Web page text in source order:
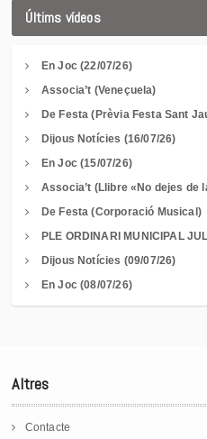
Últims vídeos
En Joc (22/07/26)
Associa’t (Veneçuela)
De Festa (Prèvia Festa Sant
Dijous Notícies (16/07/26)
En Joc (15/07/26)
Associa’t (Llibre «No dejes de
De Festa (Corporació Musical)
PLE ORDINARI MUNICIPAL
Dijous Notícies (09/07/26)
En Joc (08/07/26)
Altres
Contacte